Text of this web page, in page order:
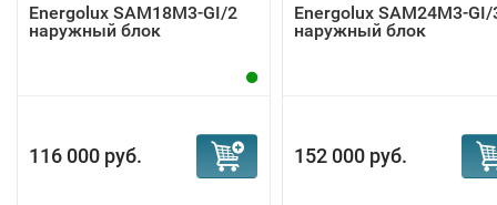
Energolux SAM18M3-GI/2
наружный блок
116 000 руб.
Energolux SAM24M3-GI/
наружный блок
152 000 руб.